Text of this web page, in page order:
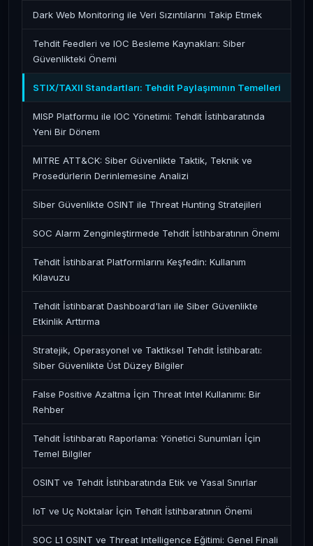
Dark Web Monitoring ile Veri Sızıntılarını Takip Etmek
Tehdit Feedleri ve IOC Besleme Kaynakları: Siber
Güvenlikteki Önemi
STIX/TAXII Standartları: Tehdit Paylaşımının Temelleri
MISP Platformu ile IOC Yönetimi: Tehdit İstihbaratında
Yeni Bir Dönem
MITRE ATT&CK: Siber Güvenlikte Taktik, Teknik ve
Prosedürlerin Derinlemesine Analizi
Siber Güvenlikte OSINT ile Threat Hunting Stratejileri
SOC Alarm Zenginleştirmede Tehdit İstihbaratının Önemi
Tehdit İstihbarat Platformlarını Keşfedin: Kullanım
Kılavuzu
Tehdit İstihbarat Dashboard'ları ile Siber Güvenlikte
Etkinlik Arttırma
Stratejik, Operasyonel ve Taktiksel Tehdit İstihbaratı:
Siber Güvenlikte Üst Düzey Bilgiler
False Positive Azaltma İçin Threat Intel Kullanımı: Bir
Rehber
Tehdit İstihbaratı Raporlama: Yönetici Sunumları İçin
Temel Bilgiler
OSINT ve Tehdit İstihbaratında Etik ve Yasal Sınırlar
IoT ve Uç Noktalar İçin Tehdit İstihbaratının Önemi
SOC L1 OSINT ve Threat Intelligence Eğitimi: Genel Finali